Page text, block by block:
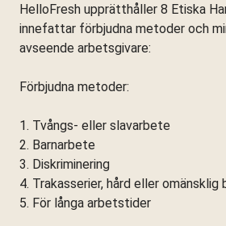
HelloFresh upprätthåller 8 Etiska
innefattar förbjudna metoder och
avseende arbetsgivare:
Förbjudna metoder:
1. Tvångs- eller slavarbete
2. Barnarbete
3. Diskriminering
4. Trakasserier, hård eller omänsklig
5. För långa arbetstider